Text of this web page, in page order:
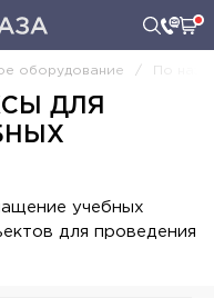
оборудование / По
ДЛЯ
учебных
для проведения